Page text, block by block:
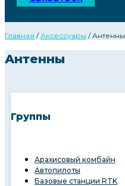
Главная /Аксессуары / Антенны
Антенны
Группы
Арахисовый комбайн
Автопилоты
Базовые станции RTK